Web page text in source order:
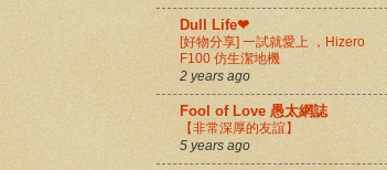
Dull Life❤
[好物分享] 一試就愛上 ，Hizero
F100 仿生潔地機
2 years ago
Fool of Love 愚太網誌
【非常深厚的友誼】
5 years ago